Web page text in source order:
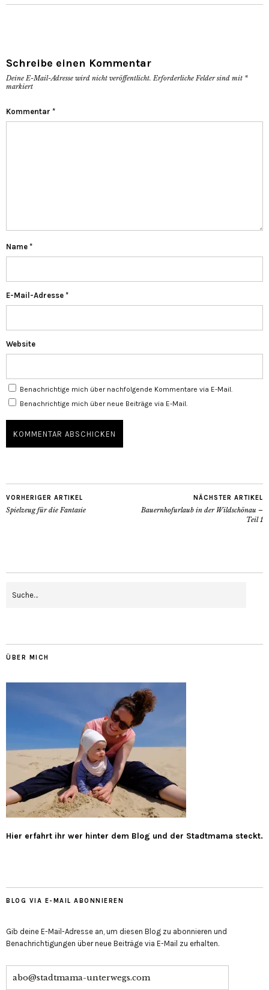
Schreibe einen Kommentar
Deine E-Mail-Adresse wird nicht veröffentlicht. Erforderliche Felder sind mit *
markiert
Kommentar *
Name *
E-Mail-Adresse *
Website
Benachrichtige mich über nachfolgende Kommentare via E-Mail.
Benachrichtige mich über neue Beiträge via E-Mail.
VORHERIGER ARTIKEL
Spielzeug für die Fantasie
NÄCHSTER ARTIKEL
Bauernhofurlaub in der Wildschönau –
Teil 1
ÜBER MICH
Hier erfahrt ihr wer hinter dem Blog und der Stadtmama steckt.
BLOG VIA E-MAIL ABONNIEREN
Gib deine E-Mail-Adresse an, um diesen Blog zu abonnieren und
Benachrichtigungen über neue Beiträge via E-Mail zu erhalten.